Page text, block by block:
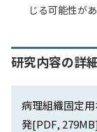
じる可能性があ
研究内容の詳
病理組織固定
発[PDF,